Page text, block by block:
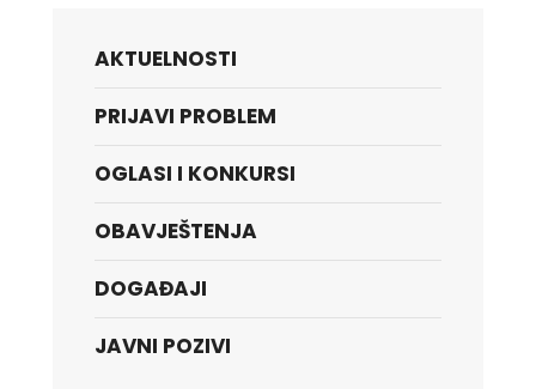
AKTUELNOSTI
PRIJAVI PROBLEM
OGLASI I KONKURSI
OBAVJEŠTENJA
DOGAĐAJI
JAVNI POZIVI